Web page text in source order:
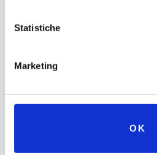
Statistiche
Marketing
OK